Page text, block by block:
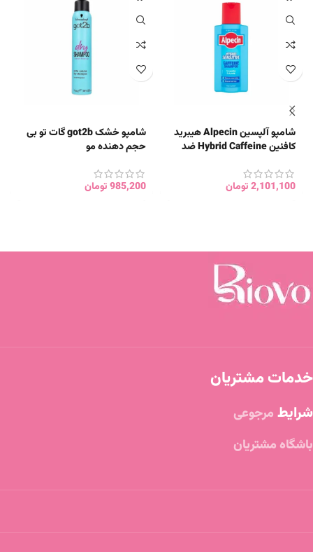
شامپو آلپسین Alpecin هیبرید
کافئین Hybrid Caffeine ضد
2,101,100تومان
شامپو خشک got2b گات تو بی
حجم دهنده مو
985,200تومان
خدمات مشتریان
شرایط مرجوعی
باشگاه مشتریان